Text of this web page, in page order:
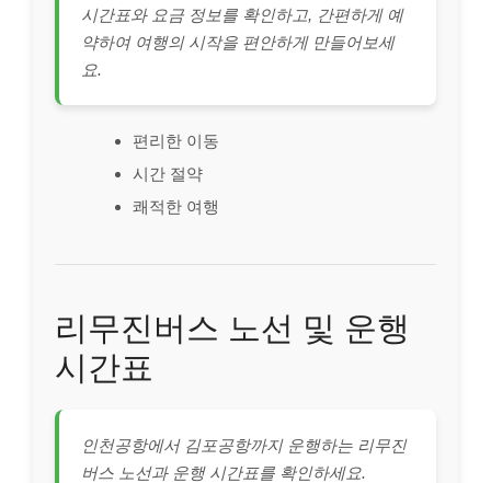
시간표와 요금 정보를 확인하고, 간편하게 예
약하여 여행의 시작을 편안하게 만들어보세
요.
편리한 이동
시간 절약
쾌적한 여행
리무진버스 노선 및 운행
시간표
인천공항에서 김포공항까지 운행하는 리무진
버스 노선과 운행 시간표를 확인하세요.